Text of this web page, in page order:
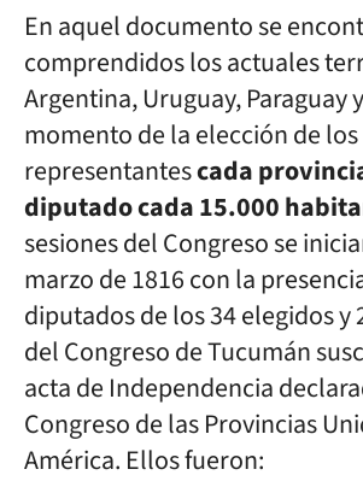
En aquel documento se
comprendidos los actuales
Argentina, Uruguay, Paraguay
momento de la elección de los
representantescada
diputado cada 15.000
sesiones del Congreso se
marzo de 1816 con la
diputados de los 34 elegidos y
del Congreso de Tucumán
acta de Independencia
Congreso de las Provincias
América. Ellos fueron: